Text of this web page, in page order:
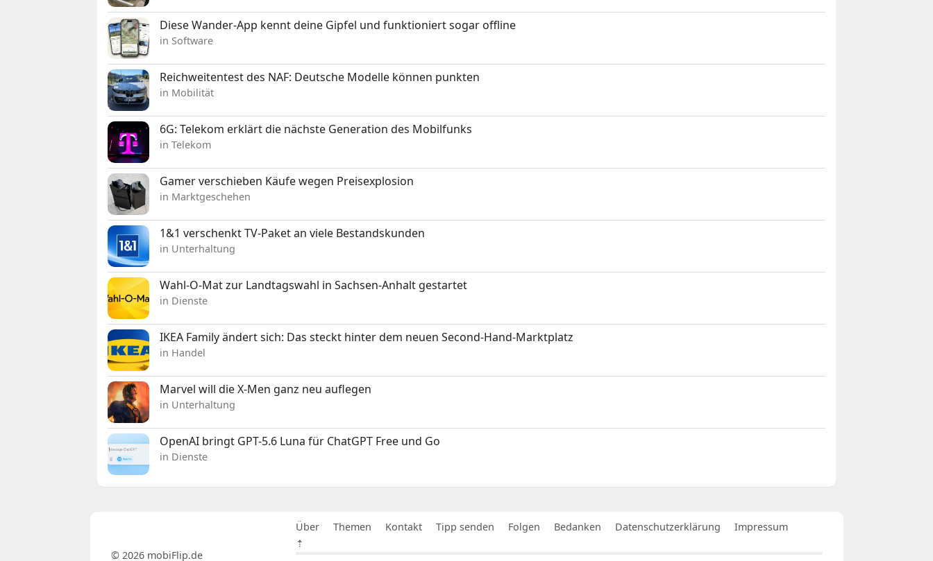
Diese Wander-App kennt deine Gipfel und funktioniert sogar offline
in Software
Reichweitentest des NAF: Deutsche Modelle können punkten
in Mobilität
6G: Telekom erklärt die nächste Generation des Mobilfunks
in Telekom
Gamer verschieben Käufe wegen Preisexplosion
in Marktgeschehen
1&1 verschenkt TV-Paket an viele Bestandskunden
in Unterhaltung
Wahl-O-Mat zur Landtagswahl in Sachsen-Anhalt gestartet
in Dienste
IKEA Family ändert sich: Das steckt hinter dem neuen Second-Hand-Marktplatz
in Handel
Marvel will die X-Men ganz neu auflegen
in Unterhaltung
OpenAI bringt GPT-5.6 Luna für ChatGPT Free und Go
in Dienste
Über Themen Kontakt Tipp senden Folgen Bedanken Datenschutzerklärung
Impressum
⇡
© 2026 mobiFlip.de